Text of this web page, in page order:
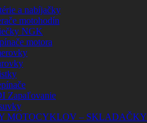
a nabíjačky
motohodín
NGK
motora
Zapaľovanie
MOTOCYKLOV – SKLADAČKY